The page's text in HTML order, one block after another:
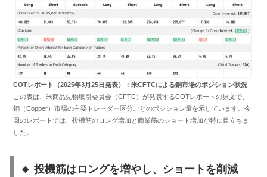
COTレポート（2025年3月25日発表）：米CFTCによる銅市場のポジション状況
この表は、米商品先物取引委員会（CFTC）が発表するCOTレポートの原文で、
銅（Copper）市場の主要トレーダー区分ごとのポジション量を示しています。今
回のレポートでは、投機筋のロング増加と商業筋のショート増加が特に目立ちま
した。
🔹 投機筋はロングを増やし、ショートを削減